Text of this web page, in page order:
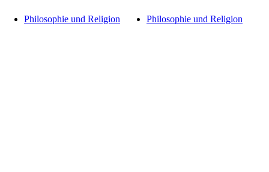
Philosophie und Religion Philosophie und Religion